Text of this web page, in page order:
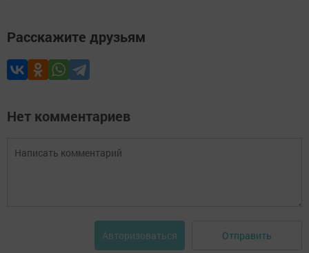
Расскажите друзьям
Нет комментариев
Авторизоваться Отправить